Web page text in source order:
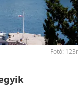
Fotó: